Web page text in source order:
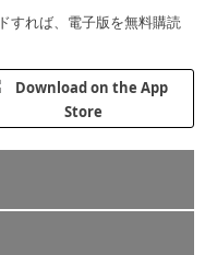
すれば、電子版を無料購読